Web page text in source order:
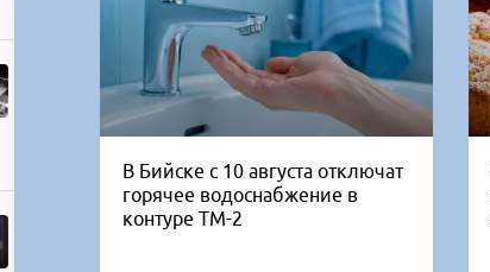
В Бийске с 10 августа отключат
горячее водоснабжение в
контуре ТМ-2